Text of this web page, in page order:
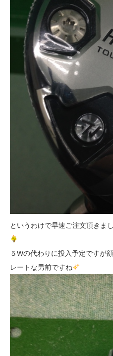
というわけで早速ご注文頂きま
５Wの代わりに投入予定ですが
レートな男前ですね